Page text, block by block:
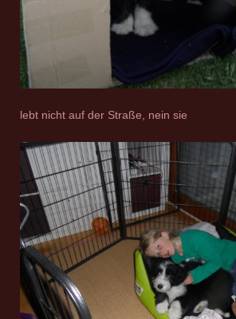
lebt nicht auf der Straße, nein sie